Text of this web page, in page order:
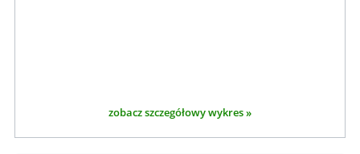
zobacz szczegółowy wykres »